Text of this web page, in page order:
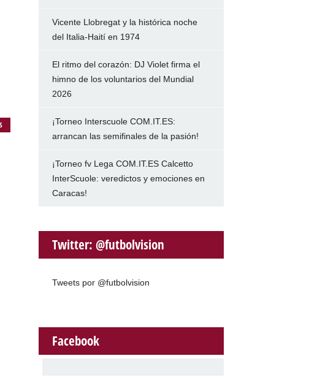
Vicente Llobregat y la histórica noche
del Italia-Haití en 1974
El ritmo del corazón: DJ Violet firma el
himno de los voluntarios del Mundial
2026
¡Torneo Interscuole COM.IT.ES:
arrancan las semifinales de la pasión!
¡Torneo fv Lega COM.IT.ES Calcetto
InterScuole: veredictos y emociones en
Caracas!
Twitter: @futbolvision
Tweets por @futbolvision
Facebook